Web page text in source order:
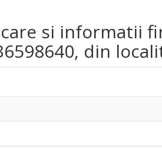
si informatii
din